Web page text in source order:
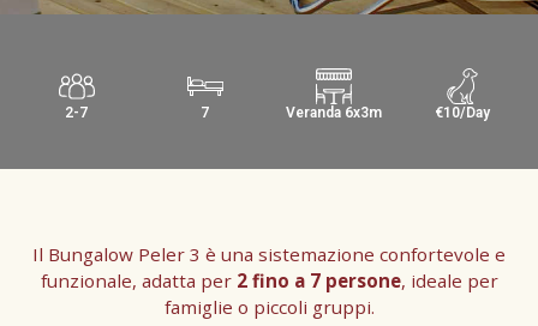
2-7 7 Veranda 6x3m €10/Day
Il Bungalow Peler 3 è una sistemazione confortevole e
funzionale, adatta per 2 fino a 7 persone, ideale per
famiglie o piccoli gruppi.